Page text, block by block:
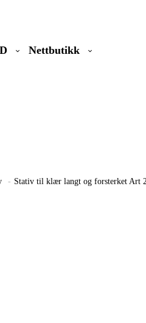
Nettbutikk
- Stativ til klær langt og forsterket Art